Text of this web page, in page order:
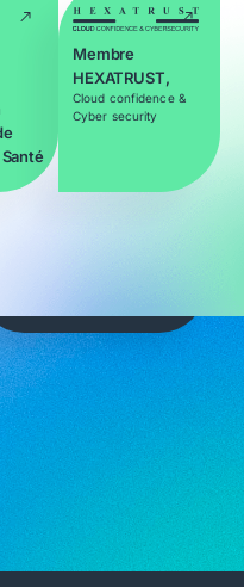
Membre
HEXATRUST,
Cloud confidence &
Cyber security